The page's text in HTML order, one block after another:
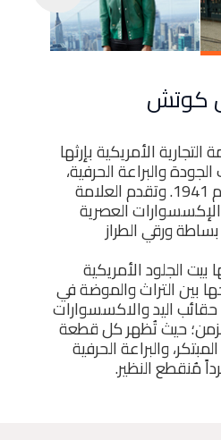
كوتش
الأمريكية بإرثها
والبراعة الحرفية،
والذي يعود تاريخه لعام 1941. وتقدم العلامة
العصرية
ورقي الطراز
الجلود الأمريكية
بين التراث والموضة في
اليد والاكسسوارات
حيث تُظهر كل قطعة
والبراعة الحرفية
مُنقطع النظير.